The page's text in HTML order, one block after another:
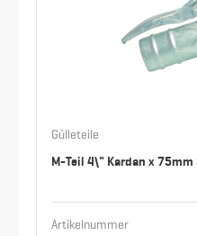
Gülleteile
M-Teil 4\" Kardan x
Artikelnummer